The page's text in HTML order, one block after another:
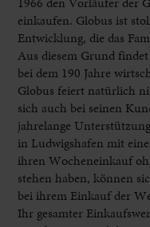
einkaufen. Globus ist
Entwicklung, die das
Aus diesem Grund
bei dem 190 Jahre
Globus feiert natürlich
sich auch bei seinen
jahrelange
in Ludwigshafen mit
ihren Wocheneinkauf
stehen haben, können
bei ihrem Einkauf der
Ihr gesamter